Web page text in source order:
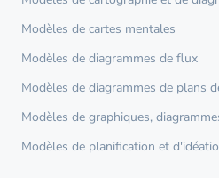
Modèles de cartes mentales
Modèles de diagrammes de flux
Modèles de diagrammes de plans
Modèles de graphiques,
Modèles de planification et